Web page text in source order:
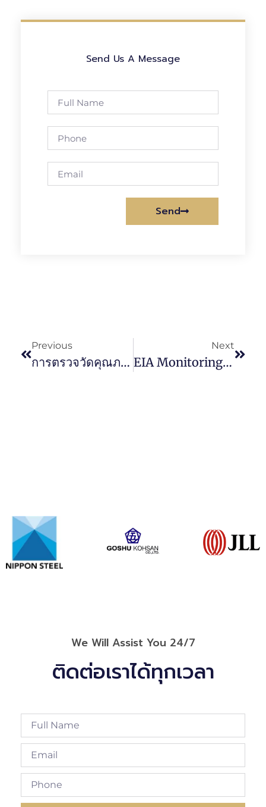
Send Us A Message
Send
Previous
การตรวจวัดคุณภาพน้ำ และวิเคราะห์น้ำที่จำเป็นตามกฎหมาย
Next
EIA Monitoring มีความสำคัญอย่างไร
We Will Assist You 24/7
ติดต่อเราได้ทุกเวลา